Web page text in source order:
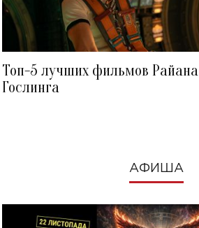
Топ-5 лучших фильмов Райана
Гослинга
АФИША